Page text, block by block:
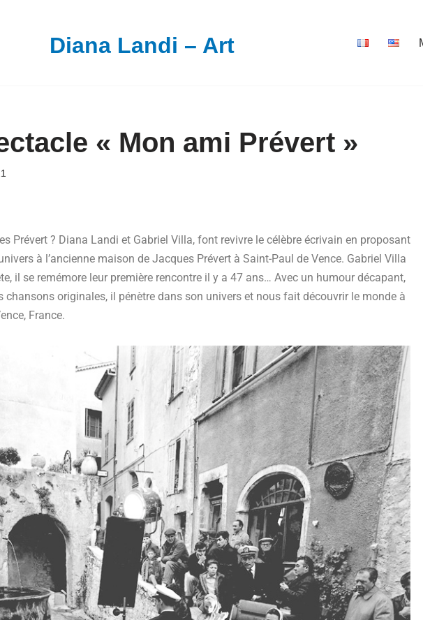
Diana Landi – Art
« Mon ami Prévert »
Prévert ? Diana Landi et Gabriel Villa, font revivre le célèbre écrivain en proposant
à l’ancienne maison de Jacques Prévert à Saint-Paul de Vence. Gabriel Villa
il se remémore leur première rencontre il y a 47 ans… Avec un humour décapant,
chansons originales, il pénètre dans son univers et nous fait découvrir le monde à
France.